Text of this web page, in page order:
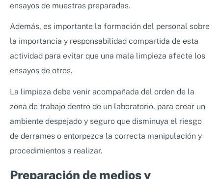
ensayos de muestras preparadas.
Además, es importante la formación del personal sobre
la importancia y responsabilidad compartida de esta
actividad para evitar que una mala limpieza afecte los
ensayos de otros.
La limpieza debe venir acompañada del orden de la
zona de trabajo dentro de un laboratorio, para crear un
ambiente despejado y seguro que disminuya el riesgo
de derrames o entorpezca la correcta manipulación y
procedimientos a realizar.
Preparación de medios y